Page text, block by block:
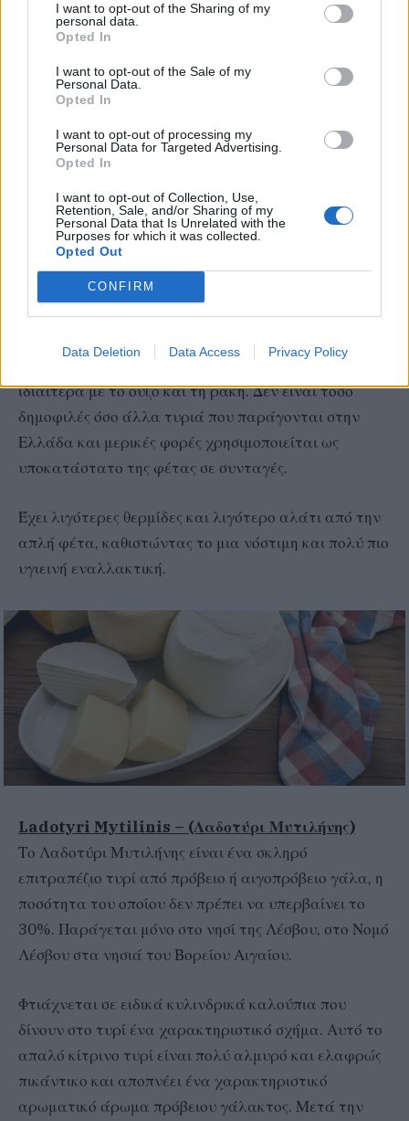
I want to opt-out of the Sharing of my
personal data.
Opted In
I want to opt-out of the Sale of my
Personal Data.
Opted In
I want to opt-out of processing my
Personal Data for Targeted Advertising.
Opted In
I want to opt-out of Collection, Use,
Retention, Sale, and/or Sharing of my
Personal Data that Is Unrelated with the
Purposes for which it was collected.
Opted Out
CONFIRM
Data Deletion Data Access Privacy Policy
Το όνομα αυτού του τυριού προέρχεται από τις
λέξεις galo (γάλα) και tyri (τυρί).
Αυτό το «γαλακτώδες» τυρί είναι τυρόπηγμα που
παρασκευάζεται από γάλα και γιαούρτι. Παράγεται
στην Ήπειρο και τη Θεσσαλία στην κεντρική Ελλάδα,
και παρασκευάζεται από πρόβειο ή κατσικίσιο γάλα,
ή από μείγμα των δύο. Σήμερα, παράγεται κυρίως
τον Αύγουστο από το παχύρρευστο, λιπαρό
καλοκαιρινό γάλα αιγοπροβάτων που εκτρέφονται
παραδοσιακά στην περιοχή.
Το γαλοτύρι είναι ένα μαλακό, χωρίς φλούδες,
κρεμώδες τυρί με ευχάριστη και φρέσκια γεύση. Το
άρωμά του είναι ελαφρώς ξινό και ταιριάζει
ιδιαίτερα με το ούζο και τη ρακή. Δεν είναι τόσο
δημοφιλές όσο άλλα τυριά που παράγονται στην
Ελλάδα και μερικές φορές χρησιμοποιείται ως
υποκατάστατο της φέτας σε συνταγές.
Έχει λιγότερες θερμίδες και λιγότερο αλάτι από την
απλή φέτα, καθιστώντας το μια νόστιμη και πολύ πιο
υγιεινή εναλλακτική.
Ladotyri Mytilinis – (Λαδοτύρι Μυτιλήνης)
Το Λαδοτύρι Μυτιλήνης είναι ένα σκληρό
επιτραπέζιο τυρί από πρόβειο ή αιγοπρόβειο γάλα, η
ποσότητα του οποίου δεν πρέπει να υπερβαίνει το
30%. Παράγεται μόνο στο νησί της Λέσβου, στο Νομό
Λέσβου στα νησιά του Βορείου Αιγαίου.
Φτιάχνεται σε ειδικά κυλινδρικά καλούπια που
δίνουν στο τυρί ένα χαρακτηριστικό σχήμα. Αυτό το
απαλό κίτρινο τυρί είναι πολύ αλμυρό και ελαφρώς
πικάντικο και αποπνέει ένα χαρακτηριστικό
αρωματικό άρωμα πρόβειου γάλακτος. Μετά την